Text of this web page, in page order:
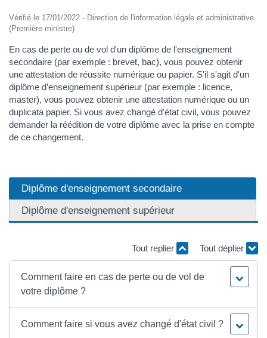
Vérifié le 17/01/2022 - Direction de l'information légale et administrative
(Première ministre)
En cas de perte ou de vol d'un diplôme de l'enseignement
secondaire (par exemple : brevet, bac), vous pouvez obtenir
une attestation de réussite numérique ou papier. S'il s'agit d'un
diplôme d’enseignement supérieur (par exemple : licence,
master), vous pouvez obtenir une attestation numérique ou un
duplicata papier. Si vous avez changé d'état civil, vous pouvez
demander la réédition de votre diplôme avec la prise en compte
de ce changement.
Diplôme d'enseignement secondaire
Diplôme d'enseignement supérieur
Tout replier Tout déplier
Comment faire en cas de perte ou de vol de
votre diplôme ?
Comment faire si vous avez changé d'état civil ?